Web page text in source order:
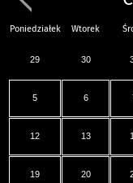
Poniedziałek Wtorek
29 30
5 6
12 13
19 20